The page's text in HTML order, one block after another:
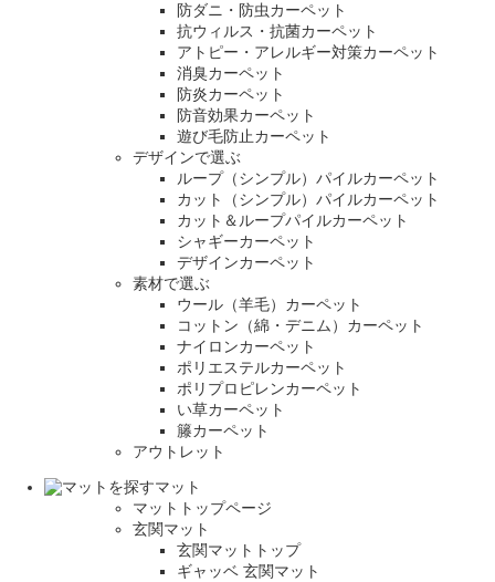
防ダニ・防虫カーペット
抗ウィルス・抗菌カーペット
アトピー・アレルギー対策カーペット
消臭カーペット
防炎カーペット
防音効果カーペット
遊び毛防止カーペット
デザインで選ぶ
ループ（シンプル）パイルカーペット
カット（シンプル）パイルカーペット
カット＆ループパイルカーペット
シャギーカーペット
デザインカーペット
素材で選ぶ
ウール（羊毛）カーペット
コットン（綿・デニム）カーペット
ナイロンカーペット
ポリエステルカーペット
ポリプロピレンカーペット
い草カーペット
籐カーペット
アウトレット
マット
マットトップページ
玄関マット
玄関マットトップ
ギャッベ 玄関マット